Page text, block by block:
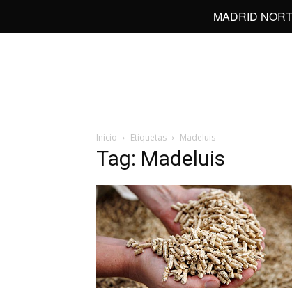
MADRID
Inicio Etiquetas Madeluis
Tag: Madeluis